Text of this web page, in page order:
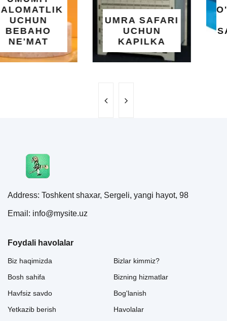
UMRA SAFARI
UCHUN
KAPILKA
O'RNATILUVCHI
YOZGI
SALQINLIK VA
MAROQ
Address: Toshkent shaxar, Sergeli, yangi hayot, 98
Email: info@mysite.uz
Foydali havolalar
Biz haqimizda
Bosh sahifa
Havfsiz savdo
Yetkazib berish
Bizlar kimmiz?
Bizning hizmatlar
Bog'lanish
Havolalar